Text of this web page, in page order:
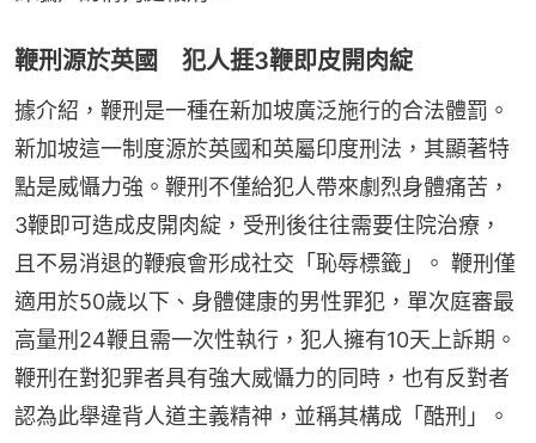
鞭刑源於英國 犯人捱3鞭即皮開肉綻
據介紹，鞭刑是一種在新加坡廣泛施行的合法體罰。
新加坡這一制度源於英國和英屬印度刑法，其顯著特
點是威懾力強。鞭刑不僅給犯人帶來劇烈身體痛苦，
3鞭即可造成皮開肉綻，受刑後往往需要住院治療，
且不易消退的鞭痕會形成社交「恥辱標籤」。 鞭刑僅
適用於50歲以下、身體健康的男性罪犯，單次庭審最
高量刑24鞭且需一次性執行，犯人擁有10天上訴期。
鞭刑在對犯罪者具有強大威懾力的同時，也有反對者
認為此舉違背人道主義精神，並稱其構成「酷刑」。